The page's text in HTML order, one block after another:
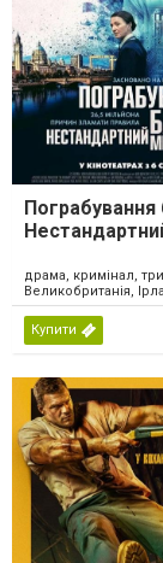
Пограбування
драма, кримінал,
Великобританія,
Купити